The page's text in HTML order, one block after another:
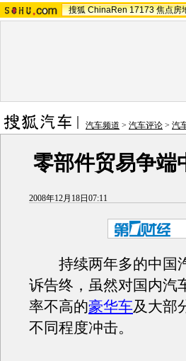
搜狐 ChinaRen 17173 焦点房
汽车频道 > 汽车评论 > 汽
零部件贸易争端
2008年12月18日07:11
持续两年多的中国汽
诉告终，虽然对国内汽
率不高的豪华车及大部
不同程度冲击。